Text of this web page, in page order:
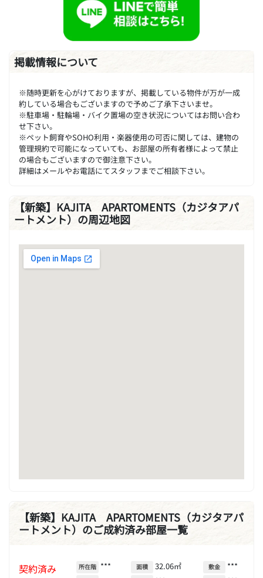
掲載情報について
※随時更新を心がけておりますが、掲載している物件が万が一成
約している場合もございますので予めご了承下さいませ。
※駐車場・駐輪場・バイク置場の空き状況についてはお問い合わ
せ下さい。
※ペット飼育やSOHO利用・楽器使用の可否に関しては、建物の
管理規約で可能になっていても、お部屋の所有者様によって禁止
の場合もございますので御注意下さい。
詳細はメールやお電話にてスタッフまでご相談下さい。
【新築】KAJITA APARTOMENTS（カジタアパ
ートメント）の周辺地図
【新築】KAJITA APARTOMENTS（カジタアパ
ートメント）のご成約済み部屋一覧
契約済み 所在階 *** 面積 32.06㎡ 敷金 ***